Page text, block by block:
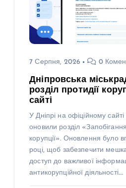
7 Серпня, 2026 0
Дніпровська
розділ протидії
сайті
У Дніпрі на офіційному сайті
оновили розділ
корупції». Оновлення було
році, щоб забезпечити
доступ до важливої
антикорупційної діяльності.…